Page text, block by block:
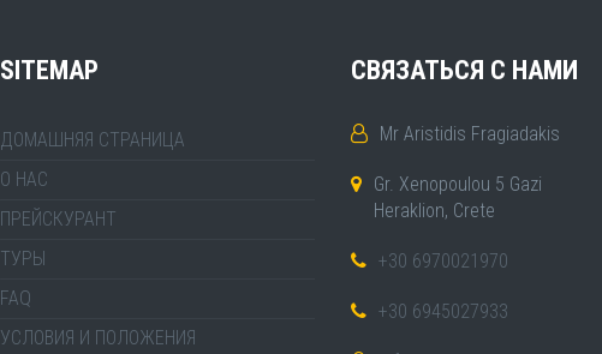
SITEMAP
ДОМАШНЯЯ СТРАНИЦА
О НАС
ПРЕЙСКУРАНТ
ТУРЫ
FAQ
УСЛОВИЯ И ПОЛОЖЕНИЯ
СВЯЗАТЬСЯ С НАМИ
Mr Aristidis Fragiadakis
Gr. Xenopoulou 5 Gazi
Heraklion, Crete
+30 6970021970
+30 6945027933